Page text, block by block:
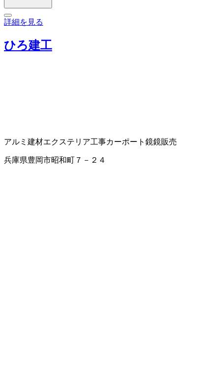
詳細を見る
ひろ建工
アルミ建材エクステリア工事カーポート 鏡鏡販売
兵庫県豊岡市昭和町７－２４